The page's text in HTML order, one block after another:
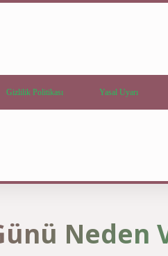
Gizlilik Politikası Yasal Uyarı
Neden